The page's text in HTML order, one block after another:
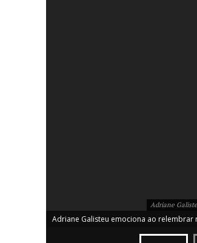
Adriane
Adriane Galisteu emociona ao relembrar